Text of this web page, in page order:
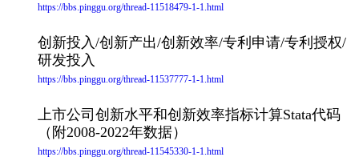
https://bbs.pinggu.org/thread-11518479-1-1.html
创新投入/创新产出/创新效率/专利申请/专利授权/
研发投入
https://bbs.pinggu.org/thread-11537777-1-1.html
上市公司创新水平和创新效率指标计算Stata代码
（附2008-2022年数据）
https://bbs.pinggu.org/thread-11545330-1-1.html